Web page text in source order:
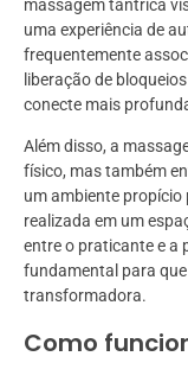
massagem tântrica
uma experiência de
frequentemente
liberação de
conecte mais
Além disso, a
físico, mas também
um ambiente propício
realizada em um
entre o praticante e a
fundamental para
transformadora.
Como